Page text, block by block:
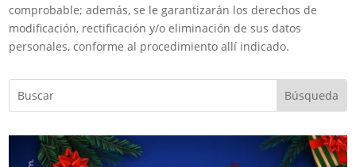
comprobable; además, se le garantizarán los derechos de
modificación, rectificación y/o eliminación de sus datos
personales, conforme al procedimiento allí indicado.